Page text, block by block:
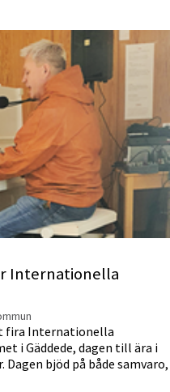
Internationella
fira Internationella
i Gäddede, dagen till ära i
bjöd på både samvaro,